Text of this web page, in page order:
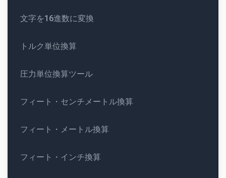
文字を16進数に変換
トルク単位換算
圧力単位換算ツール
フィート・センチメートル換算
フィート・メートル換算
フィート・インチ換算